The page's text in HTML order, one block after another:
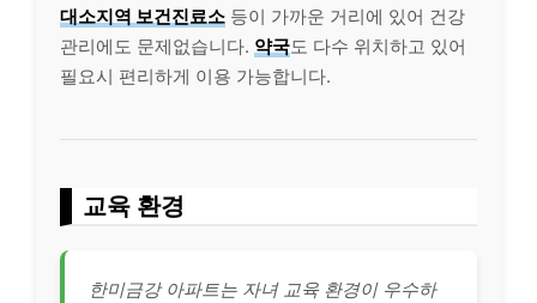
대소지역 보건진료소 등이 가까운 거리에 있어 건강
관리에도 문제없습니다. 약국도 다수 위치하고 있어
필요시 편리하게 이용 가능합니다.
교육 환경
한미금강 아파트는 자녀 교육 환경이 우수하